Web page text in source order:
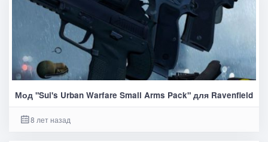
Мод "Sui's Urban Warfare Small Arms Pack" для Ravenfield
8 лет назад